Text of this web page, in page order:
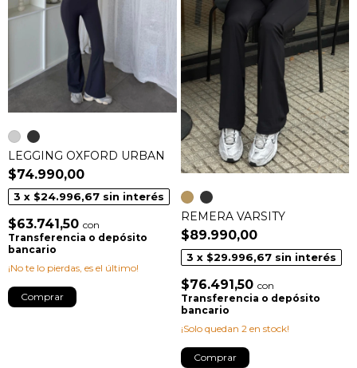
LEGGING OXFORD URBAN
$74.990,00
3 x $24.996,67 sin interés
$63.741,50 con
Transferencia o depósito
bancario
¡No te lo pierdas, es el último!
Comprar
REMERA VARSITY
$89.990,00
3 x $29.996,67 sin interés
$76.491,50 con
Transferencia o depósito
bancario
¡Solo quedan 2en stock!
Comprar